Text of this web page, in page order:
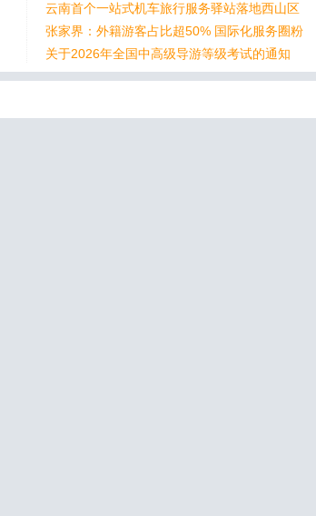
云南首个一站式机车旅行服务驿站落地西山区
张家界：外籍游客占比超50% 国际化服务圈粉
关于2026年全国中高级导游等级考试的通知